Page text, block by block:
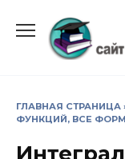
содержанию
ГЛАВНАЯ СТРАНИЦА
ФУНКЦИЙ, ВСЕ